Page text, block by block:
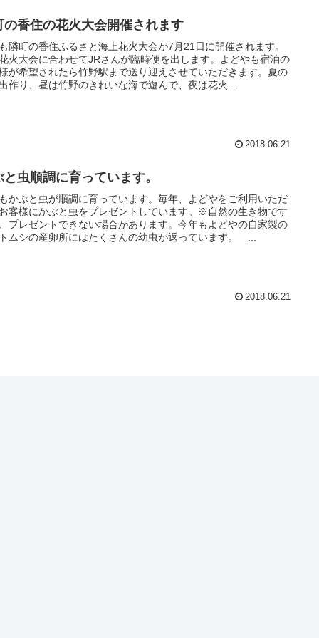
の香住の花火大会開催されます
隣町の香住ふるさと海上花火大会が7月21日に開催されます。
火大会に合わせてJRさんが臨時便を出します。よどやも宿泊の
が希望されたら竹野駅まで送り迎えさせていただきます。夏の
作り、昼は竹野のきれいな海で遊んで、夜は花火...
2018.06.21
と虫順調に育っています。
かぶと虫が順調に育っています。毎年、よどやをご利用いただ
客様にかぶと虫をプレゼントしています。※自然の生き物です
プレゼントできない場合があります。今年もよどやの自家製の
ムシの産卵所にはたくさんの幼虫が返っています。 ...
2018.06.21